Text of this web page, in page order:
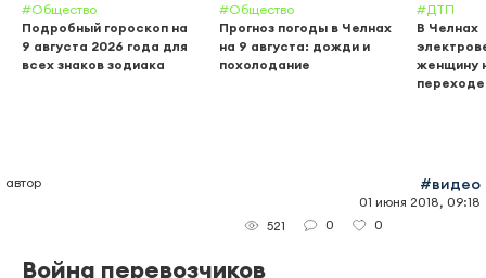
#Общество
Подробный гороскоп на
9 августа 2026 года для
всех знаков зодиака
#Общество
Прогноз погоды в Челнах
на 9 августа: дожди и
похолодание
#ДТП
В Челнах
женщину
переходе
автор #видео
01 июня 2018, 09:18
521
0 0
Война перевозчиков